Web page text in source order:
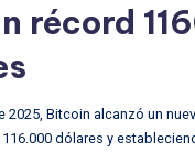
récord
2025, Bitcoin alcanzó un
dólares y